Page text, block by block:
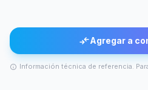
compare_arrowsAgregar a
info Información técnica de referencia.